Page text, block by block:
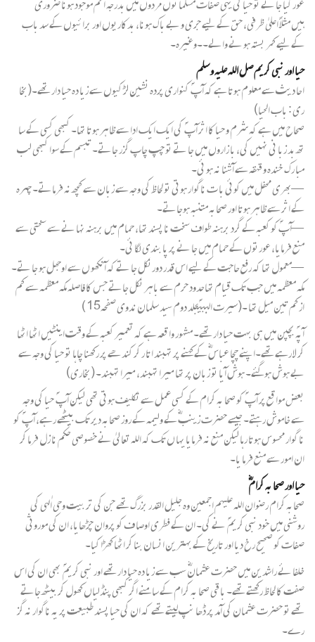
ہیں مثلاً اعلیٰ ظرفی، حق کے لیے جری و بے باک ہونا، بدکاریوں اور برائیوں کے سد باب
کے لیے کمر بستہ ہو نے والے۔۔وغیرہ۔
حیا اور نبی کریم صل اللہ علیہ و سلم
احا دیث سے معلوم ہوتا ہے کہ آپ ؐ کنواری پردہ نشین لڑ کیوں سے زیا دہ حیا دار تھے۔(بخا
ری : باب الحیا)
صحاح میں ہے کہ شرم و حیا کا اثر آپ ؐ کی ایک ایک ادا سے ظاہر ہوتا تھا۔ کبھی کسی کے سا
تھ بد زبا نی نہیں کی، با زاروں میں جا تے تو چپ چاپ گزر جاتے۔ تبسم کے سوا کبھی لب
مبا رک خندہ و قہقہ سے آشنا نہ ہو ئی۔
—بھری محفل میں کوئی با ت ناگوار ہوتی تو لحاظ کی وجہ سے زبان سے کچھ نہ فرماتے۔ چہرہ
کے اثر سے ظاہر ہوتا اور صحابہ متنبہ ہوجاتے۔
—آپؐ کو کعبہ کے گرد برہنہ طواف سخت نا پسند تھا، حمام میں برہنہ نہا نے سے سختی سے
منع فرمایا، عورتوں کے حمام میں جا نے پر پا بندی لگا ئی۔
—معمول تھا کہ رفع حاجت کے لیے اس قدر دورنکل جا تے کہ آنکھو ں سے اوجھل ہو جا تے۔
مکہ معظمہ میں جب تک قیام تھاحدود حرم سے باہر نکل جاتے جس کا فاصلہ مکہ معظمہ سے کم
از کم تین میل تھا ۔(سیرت النبیؐجلد دوم سید سلمان ندوی صفحہ15 )
آپہؐ بچپن میں ہی بہت حیا دار تھے۔ مشہور وا قعہ ہے کہ تعمیر کعبہ کے وقت اینٹیں اٹھا اٹھا
کر لا رہے تھے۔اپنے چچا عباس ؓکے کہنے پر تہبند اتا ر کر کندھے پر رکھنا چاہا تو حیا کی وجہ سے
بے ہوش ہوگئے۔ ہوش آیا تو زبان پر تھا میرا تہبند، میرا تہبند۔ (بخاری)
بعض موا قع پر آپ ؐ کو صحا بہ کرام کے کسی عمل سے تکلیف ہوتی تھی لیکن آپ ؐ حیا کی وجہ
سے خاموش رہتے۔ جیسے حضرت زینب ؓکے ولیمہ کے روز صحابہ دیر تک بیٹھے رہے، آپ ؐ کو
نا گوار محسوس ہوتا رہا لیکن منع نہ فرمایا یہا ں تک کہ اللہ تعا لیٰ نے خصوصی حکم نا زل فرما کر
ان امور سے منع فرما یا۔
حیا اور صحا بہ کرام ؓ
صحابہ کرام رضوان اللہ علیہم اجمعین وہ جلیل القدر بزرگ تھے جن کی تر بیت وحی الٰہی کی
روشنی میں خود نبی کریم ؐ نے کی۔ ان کے فطری اوصا ف کو پروان چڑھایا، ان کی موروثی
صفات کو صحیح رخ دیا اور تاریخ کے بہترین انسان بنا کر اٹھا کھڑا کیا۔
خلفا ئے راشدین میں حضرت عثمانؓ سب سے زیا دہ حیا دار تھے اور نبی کریم ؐ بھی ان کی اس
صفت کا لحاظ رکھتے تھے۔ با قی صحا بہ کرام کے سامنے اگر کبھی پنڈلیاں کھول کر بیٹھ جاتے
تھے تو حضرت عثمان کی آمد پر ڈھا نپ لیتے تھے کہ ان کی حیا پسند طبیعت پر یہ ناگوار نہ گز
رے۔